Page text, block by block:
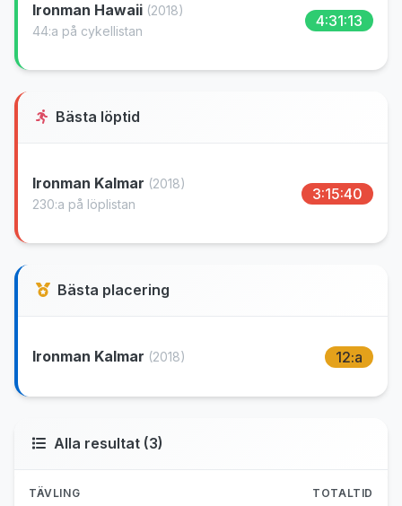
Ironman Hawaii (2018)
44:a på cykellistan
4:31:13
Bästa löptid
Ironman Kalmar (2018)
230:a på löplistan
3:15:40
Bästa placering
Ironman Kalmar (2018) 12:a
Alla resultat (3)
TÄVLING TOTALTID